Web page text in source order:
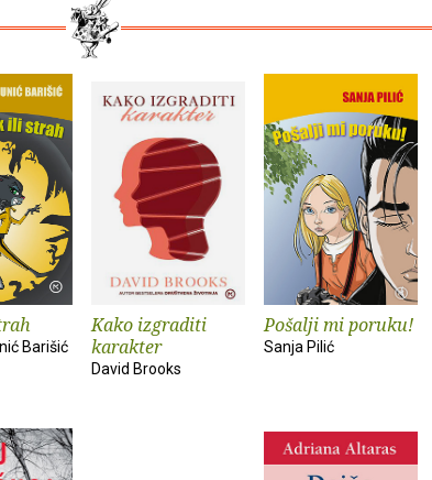
Barišić
Kako izgraditi
karakter
David Brooks
Pošalji mi poruku!
Sanja Pilić